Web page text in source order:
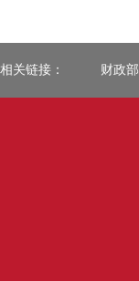
相关链接： 财政部